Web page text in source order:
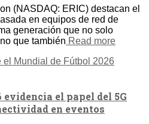
(NASDAQ: ERIC) destacan el
en equipos de red de
generación que no solo
que también Read more
el papel del 5G
en eventos